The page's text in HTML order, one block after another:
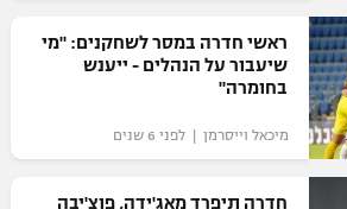
ראשי חדרה במסר לשחקנים: "מי
שיעבור על הנהלים - ייענש
בחומרה"
מיכאל וייסרמן | לפני 6 שנים
חדרה תיפרד מאג'ידה, פוצ'יבה